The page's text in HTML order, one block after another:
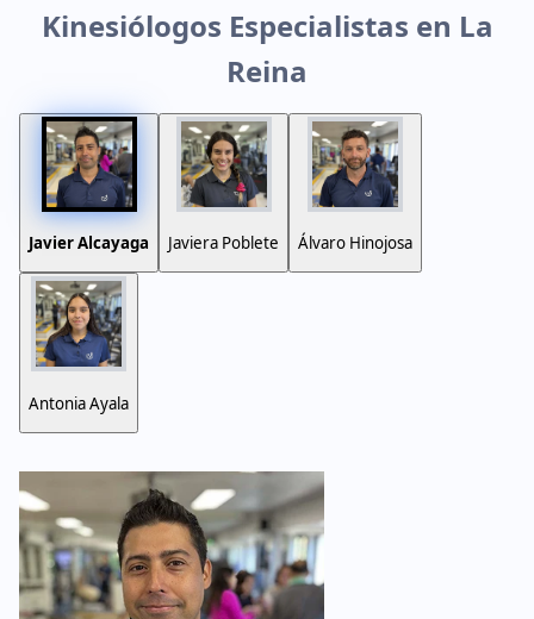
Kinesiólogos Especialistas en La
Reina
Javier Alcayaga Javiera Poblete Álvaro Hinojosa
Antonia Ayala